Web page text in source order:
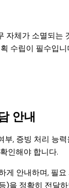
자체가 소멸되
수립이 필수입니
안내
부, 증빙 처리 능
인해야 합니다.
안내하며, 필
)을 정확히 전달